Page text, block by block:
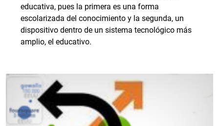
educativa, pues la primera es una forma
escolarizada del conocimiento y la segunda, un
dispositivo dentro de un sistema tecnológico más
amplio, el educativo.